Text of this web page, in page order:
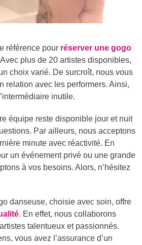
référence pour réserver une gogo
Avec plus de 20 artistes disponibles,
choix varié. De surcroît, nous vous
relation avec les performers. Ainsi,
inutile.
équipe reste disponible jour et nuit
Par ailleurs, nous acceptons
minute avec réactivité. En
un événement privé ou une grande
à vos besoins. Alors, n’hésitez
danseuse, choisie avec soin, offre
. En effet, nous collaborons
talentueux et passionnés.
vous avez l’assurance d’un